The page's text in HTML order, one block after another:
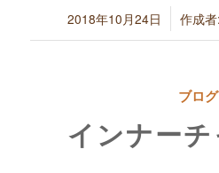
2018年10月24日
/ 作成
ブログ
インナー